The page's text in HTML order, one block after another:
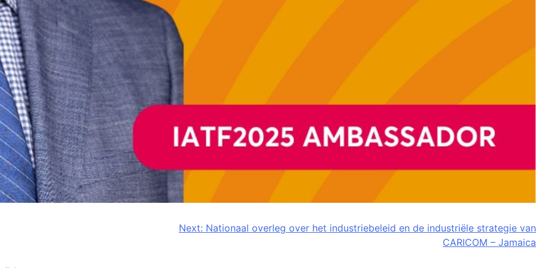
Next: Nationaal overleg over het industriebeleid en de industriële strategie van
CARICOM – Jamaica